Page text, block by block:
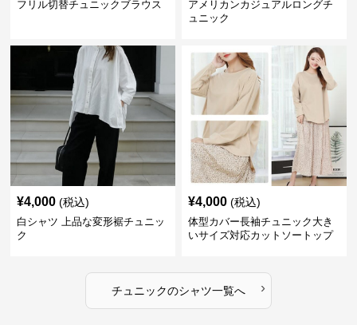
フリル切替チュニックブラウス
アメリカンカジュアルロングチ
ュニック
¥4,000 (税込)
白シャツ 上品な変形裾チュニッ
ク
¥4,000 (税込)
体型カバー長袖チュニック大き
いサイズ対応カットソートップ
チュニックのシャツ一覧へ ›